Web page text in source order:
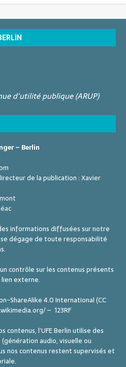
d'utilité publique (ARUP)
– Berlin
de la publication :Xavier
informations diffusées sur notre
dégage de toute responsabilité
contrôle sur les contenus présents
externe.
ShareAlike 4.0 International (CC
– 123RF
contenus, l’UFE Berlin utilise des
audio, visuelle ou
nos contenus restent supervisés et